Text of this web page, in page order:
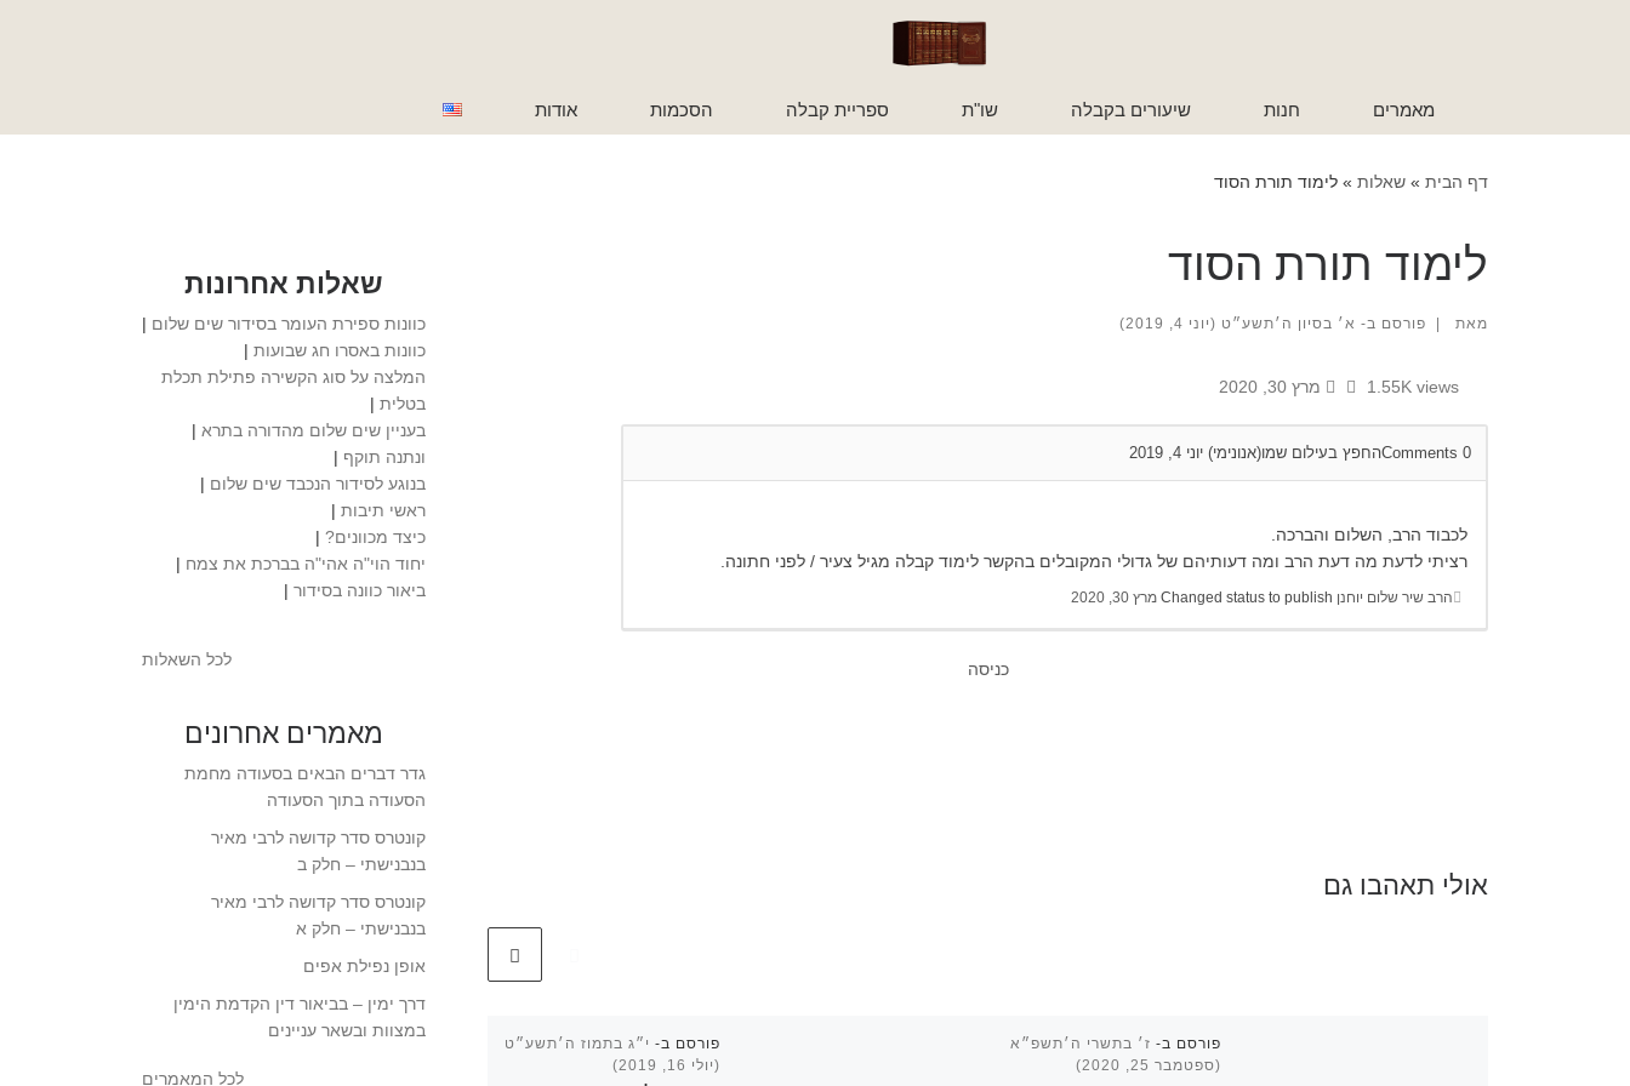
מאמרים חנות שיעורים בקבלה שו"ת ספריית קבלה הסכמות אודות
דף הבית » שאלות » לימוד תורת הסוד
לימוד תורת הסוד
מאת פורסם ב- א׳ בסיון ה׳תשע״ט (יוני 4, 2019)
1.55K views מרץ 30, 2020
החפץ בעילום שמו(אנונימי) יוני 4, 2019 0
לכבוד הרב, השלום והברכה.
רציתי לדעת מה דעת הרב ומה דעותיהם של גדולי המקובלים בהקשר לימוד קבלה מגיל צעיר / לפני חתונה.
הרב שיר שלום יוחנן מרץ 30, 2020
כניסה
אולי תאהבו גם
פורסם ב- ז׳ בתשרי ה׳תשפ״א
(ספטמבר 25, 2020)
פורסם ב- י״ג בתמוז ה׳תשע״ט
(יולי 16, 2019)
שאלות אחרונות
כוונות ספירת העומר בסידור שים שלום |
כוונות באסרו חג שבועות |
המלצה על סוג הקשירה פתילת תכלת
בטלית |
בעניין שים שלום מהדורה בתרא |
ונתנה תוקף |
בנוגע לסידור הנכבד שים שלום |
ראשי תיבות |
כיצד מכוונים? |
יחוד הוי"ה אהי"ה בברכת את צמח |
ביאור כוונה בסידור |
לכל השאלות
מאמרים אחרונים
גדר דברים הבאים בסעודה מחמת
הסעודה בתוך הסעודה
קונטרס סדר קדושה לרבי מאיר
בנבנישתי – חלק ב
קונטרס סדר קדושה לרבי מאיר
בנבנישתי – חלק א
אופן נפילת אפים
דרך ימין – בביאור דין הקדמת הימין
במצוות ובשאר עניינים
לכל המאמרים